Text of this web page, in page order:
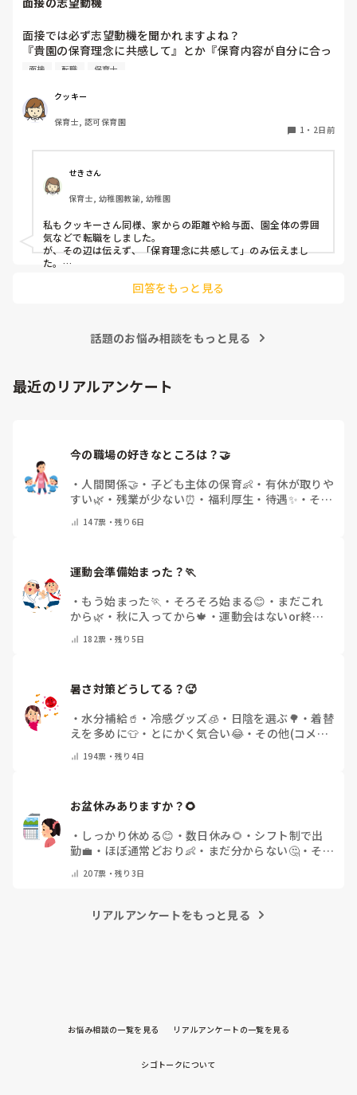
この高さの作業だと意外に、
なること多いことに気づきました。
その度にあちらこちらに痛みが来て
立ち上がる時には、膝や太ももが固まり痛みが……
腰痛、膝痛お持ちの方は、どの程度の痛みで働かれているの
でしょうか。
出産等で、幾度か開腹手術をしましたが、翌日には歩けまし
たし…
今回は、今少し治まっている痛みがぶり返したどうしようと
いう思いもあり、ちょっと無理かも…と思い始めています。
まだ急性期ということと、昔、夫が腰を痛めてすぐに整骨院
に行ってより酷くなって帰ってきたことがあり、怖くて行け
うとするとその子も行きたがります。
ので、その子には待っててねといい外に出ていました。今日
はそれで2回漏らしています。
2回目は私は見ていないのですが、かなり微量だったそう
しているように見えると言われました。
日頃からそのことの関わりはしっかり持てるように意識はし
ていますが…
面接では必ず志望動機を聞かれますよね？
『貴園の保育理念に共感して』とか『保育内容が自分に合っ
てると思いました』等々が多いかと思いますが、実際はどう
私自身、園の雰囲気とか園の規模、保育内容は勘案しますが
正直なところ、家から通いやすいか、給与はどうか…という
ところに重きを置いています
皆さんは、志望動機をどのように答えていますか？また、本
音はどうですか？
面接 転職 保育士
クッキー
保育士, 認可保育園
1 ・ 2日前
せきさん
保育士, 幼稚園教諭, 幼稚園
私もクッキーさん同様、家からの距離や給与面、園全体の雰囲
気などで転職をしました。
が、その辺は伝えず、「保育理念に共感して」のみ伝えまし
た。
回答をもっと見る
話題のお悩み相談をもっと見る
最近のリアルアンケート
・ 人間関係🤝 ・ 子ども主体の保育👶 ・ 有休が取りや
すい🌿 ・ 残業が少ない⏰ ・ 福利厚生・待遇✨ ・ その
147票・残り6日
運動会準備始まった？🏃
・ もう始まった🏃 ・ そろそろ始まる😊 ・ まだこれ
から🌿 ・ 秋に入ってから🍁 ・運動会はないor終わ
182票・残り5日
暑さ対策どうしてる？🥵
・水分補給🥤 ・ 冷感グッズ🧊 ・ 日陰を選ぶ🌳 ・着替
えを多めに👕 ・ とにかく気合い😂・ その他(コメン
194票・残り4日
お盆休みありますか？🌻
・ しっかり休める😊 ・ 数日休み🌻 ・ シフト制で出
勤💼 ・ ほぼ通常どおり👶 ・ まだ分からない🤔・ その
207票・残り3日
リアルアンケートをもっと見る
お悩み相談の一覧を見る リアルアンケートの一覧を見る
シゴトークについて